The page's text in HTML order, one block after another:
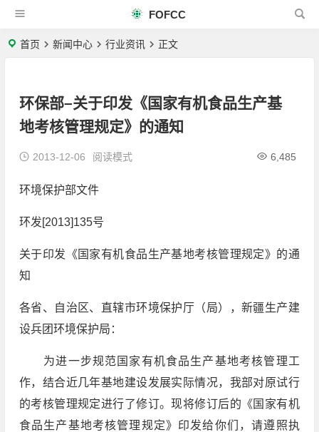
FOFCC
首页 新闻中心 行业资讯 正文
环保部–关于印发《国家有机食品生产基
地考核管理规定》的通知
2013-12-06 6,485
阅读模式
环境保护部文件
环发[2013]135号
关于印发《国家有机食品生产基地考核管理规定》的通
知
各省、自治区、直辖市环境保护厅（局），新疆生产建
设兵团环境保护局：
为进一步规范国家有机食品生产基地考核管理工
作，结合近几年基地建设发展实际情况，我部对原试行
的考核管理规定进行了修订。现将修订后的《国家有机
食品生产基地考核管理规定》印发给你们，请遵照执